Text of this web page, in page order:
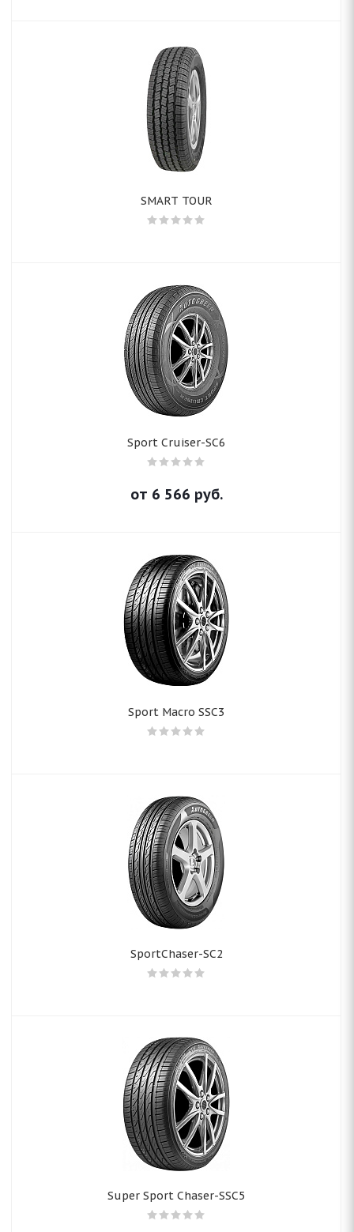
SMART TOUR
Sport Cruiser-SC6
от 6 566 руб.
Sport Macro SSC3
SportChaser-SC2
Super Sport Chaser-SSC5